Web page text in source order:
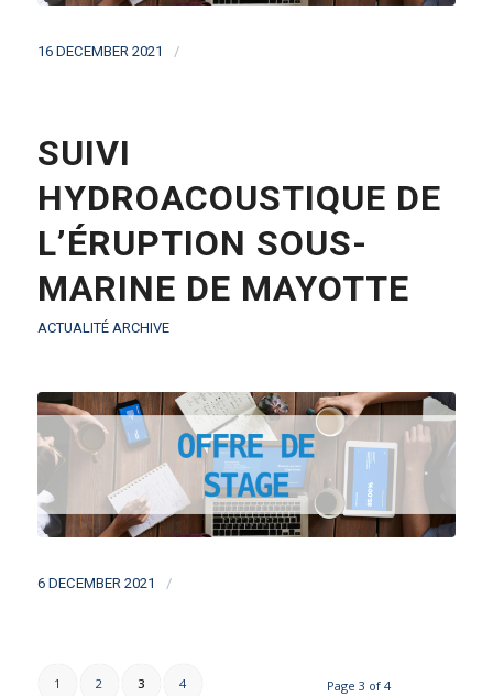
16 DECEMBER 2021 /
SUIVI
HYDROACOUSTIQUE DE
L’ÉRUPTION SOUS-
MARINE DE MAYOTTE
ACTUALITÉ ARCHIVE
6 DECEMBER 2021 /
Page 3 of 4
1 2 3 4